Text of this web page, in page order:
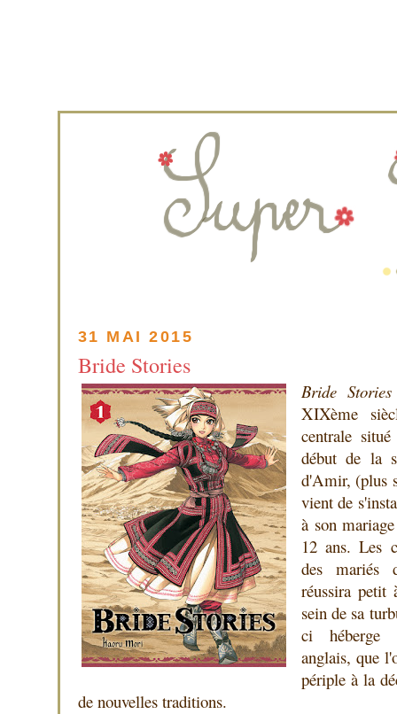
31 MAI 2015
Bride Stories
Bride Stories
XIXème
centrale
début de la
d'Amir, (plus
vient de
à son
12 ans. Les
des mariés
réussira petit
sein de sa
ci héberge
anglais, que
périple à la
de nouvelles traditions.